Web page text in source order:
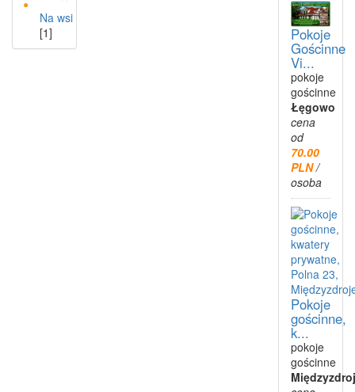
Na wsi
[1]
Pokoje
Gościnne
Vi...
pokoje
gościnne
Łęgowo
cena
od
70.00
PLN/
osoba
Pokoje
gościnne,
k...
pokoje
gościnne